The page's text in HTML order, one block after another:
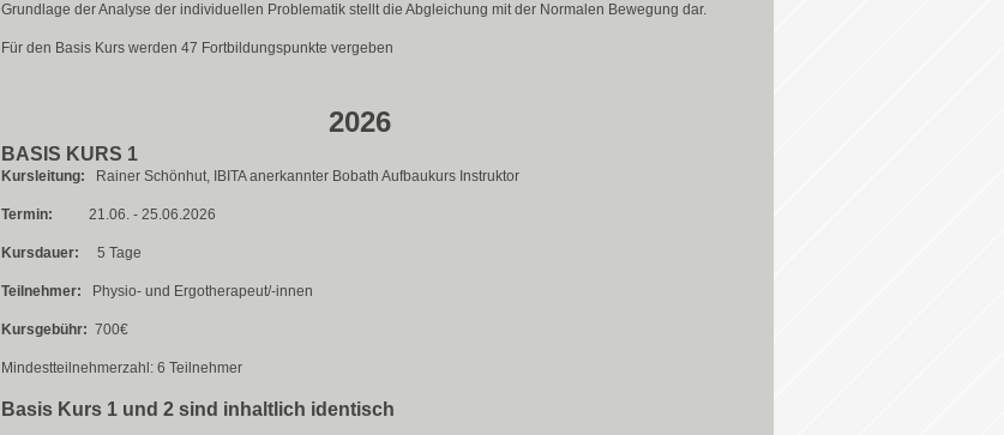
Grundlage der Analyse der individuellen Problematik stellt die Abgleichung mit der Normalen Bewegung dar.
Für den Basis Kurs werden 47 Fortbildungspunkte vergeben
2026
BASIS KURS 1
Kursleitung: Rainer Schönhut, IBITA anerkannter Bobath Aufbaukurs Instruktor
Termin: 21.06. - 25.06.2026
Kursdauer: 5 Tage
Teilnehmer: Physio- und Ergotherapeut/-innen
Kursgebühr: 700€
Mindestteilnehmerzahl: 6 Teilnehmer
Basis Kurs 1 und 2 sind inhaltlich identisch